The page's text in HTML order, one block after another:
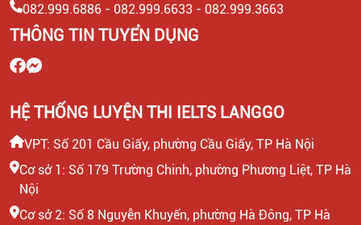
082.999.6886 - 082.999.6633 - 082.999.3663
THÔNG TIN TUYỂN DỤNG
HỆ THỐNG LUYỆN THI IELTS LANGGO
VPT: Số 201 Cầu Giấy, phường Cầu Giấy, TP Hà Nội
Cơ sở 1: Số 179 Trường Chinh, phường Phương Liệt, TP Hà
Nội
Cơ sở 2: Số 8 Nguyễn Khuyến, phường Hà Đông, TP Hà